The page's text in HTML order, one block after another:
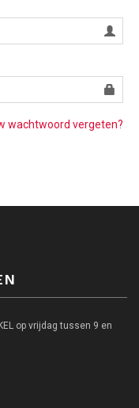
wachtwoord vergeten?
op vrijdag tussen 9 en